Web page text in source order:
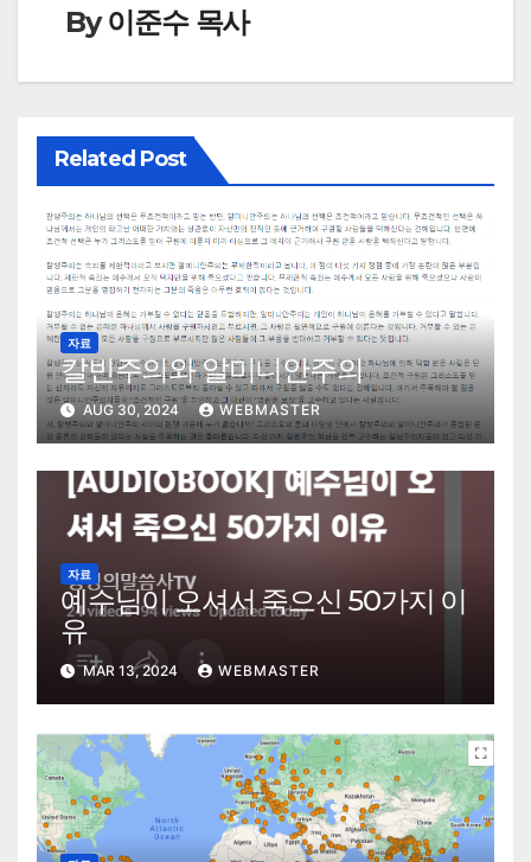
By이준수 목사
Related Post
자료
칼빈주의와 알미니안주의
AUG 30, 2024 WEBMASTER
자료
예수님이 오셔서 죽으신 50가지 이
유
MAR 13, 2024 WEBMASTER